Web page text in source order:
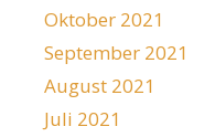
Oktober 2021
September 2021
August 2021
Juli 2021